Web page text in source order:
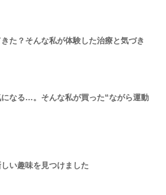
た？そんな私が体験した治療と気づき
なる…。そんな私が買った“ながら運動
い趣味を見つけました